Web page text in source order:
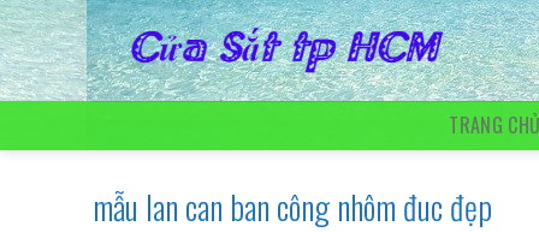
Skip
to
content
TRANG CHỦ
mẫu lan can ban công nhôm đuc đẹp